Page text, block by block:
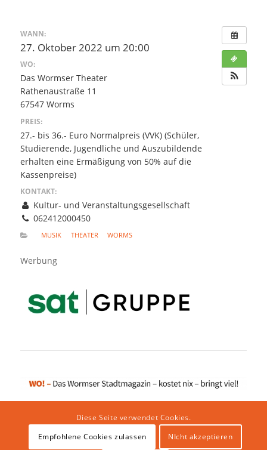
WANN:
27. Oktober 2022 um 20:00
WO:
Das Wormser Theater
Rathenaustraße 11
67547 Worms
PREIS:
27.- bis 36.- Euro Normalpreis (VVK) (Schüler,
Studierende, Jugendliche und Auszubildende
erhalten eine Ermäßigung von 50% auf die
Kassenpreise)
KONTAKT:
Kultur- und Veranstaltungsgesellschaft
062412000450
MUSIK THEATER WORMS
Werbung
Impressum|Datenschutzerklärung|Website von klicklabor.de|
Diese Seite verwendet Cookies.
Empfohlene Cookies zulassen
NIcht akzeptieren